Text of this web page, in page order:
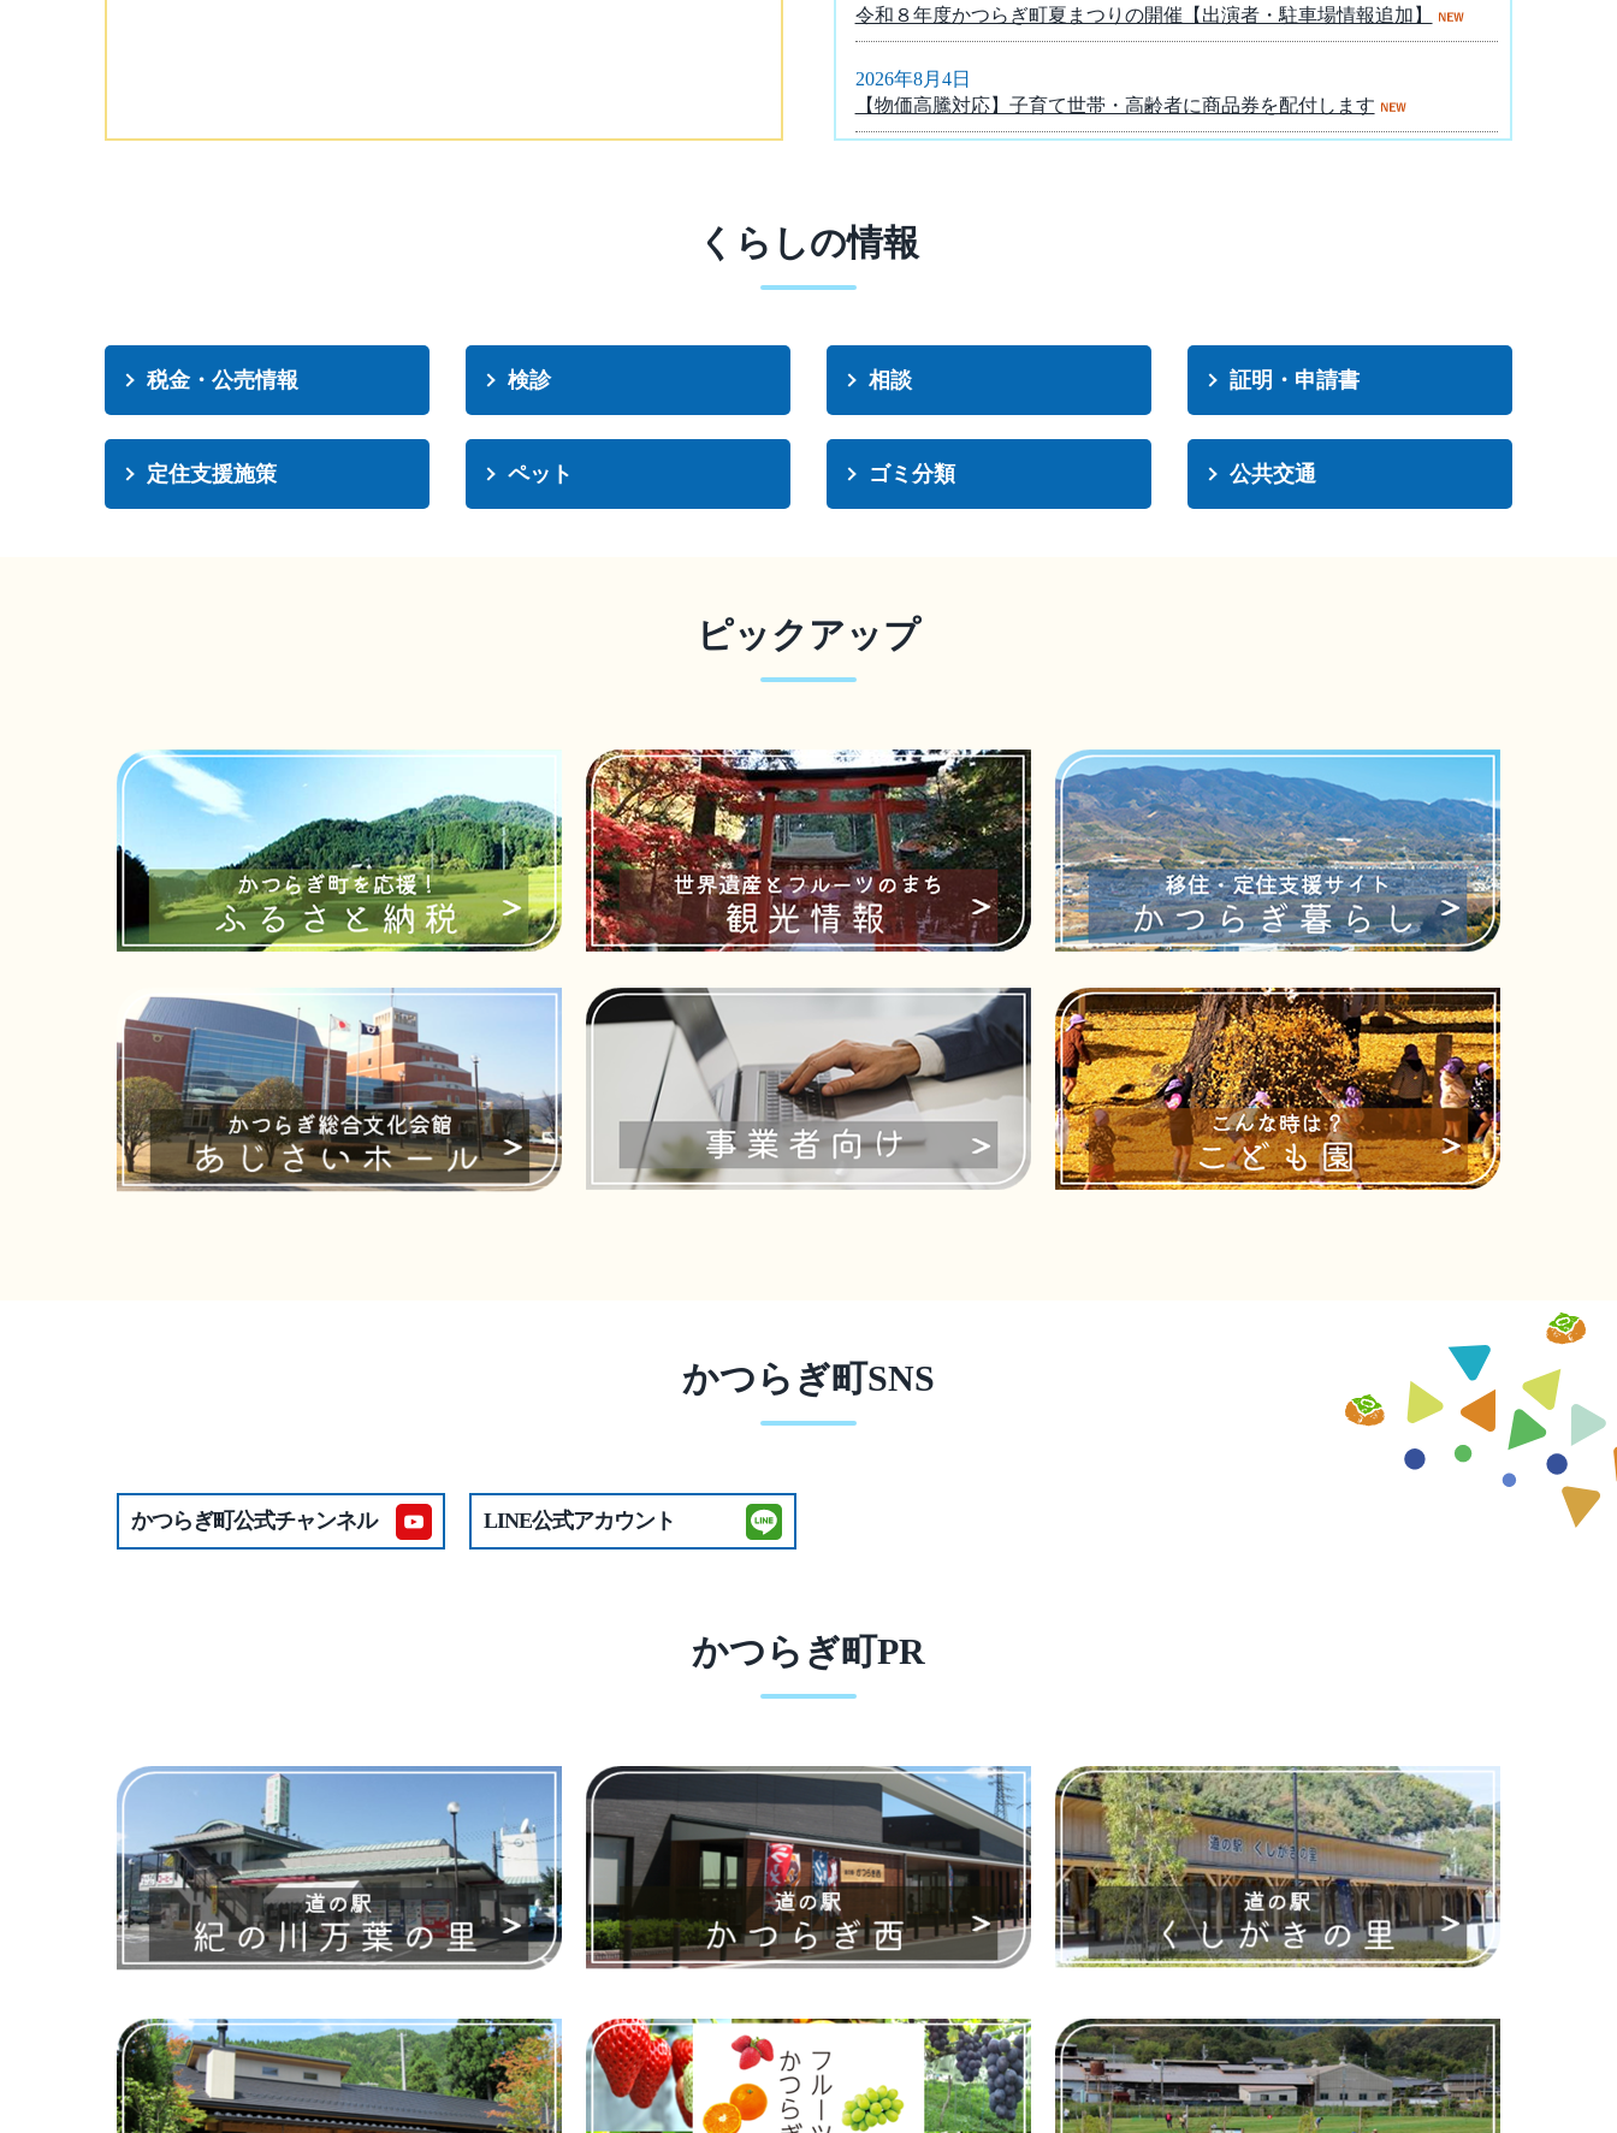
令和８年度かつらぎ町夏まつりの開催【出演者・駐車場情報追加】
2026年8月4日
【物価高騰対応】子育て世帯・高齢者に商品券を配付します
て
2026年7月31日
2026年7月31日
2026年7月31日
2026年7月28日
移住相談会＆イベント情報
「児童虐待かな？」と思ったら
2026年7月28日
こどもの車内放置は絶対にやめましょう
2026年7月28日
知ってください！ 「ヤングケアラー」
2026年7月27日
人事行政の運営状況等の公表について
2026年7月27日
令和８年度町営住宅空家入居者随時募集案内
2026年7月27日
くらしの情報
税金・公売情報 検診 相談 証明・申請書
定住支援施策 ペット ゴミ分類 公共交通
ピックアップ
かつらぎ町SNS
かつらぎ町公式チャンネル LINE公式アカウント
かつらぎ町PR